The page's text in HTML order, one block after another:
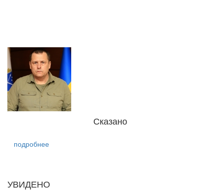
Сказано
подробнее
УВИДЕНО